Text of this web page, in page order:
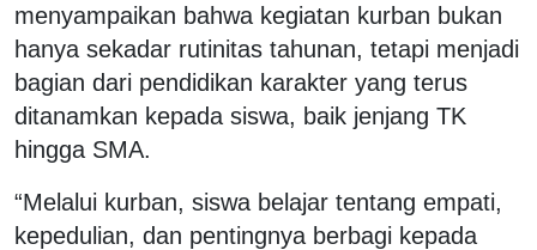
menyampaikan bahwa kegiatan kurban bukan
hanya sekadar rutinitas tahunan, tetapi menjadi
bagian dari pendidikan karakter yang terus
ditanamkan kepada siswa, baik jenjang TK
hingga SMA.
“Melalui kurban, siswa belajar tentang empati,
kepedulian, dan pentingnya berbagi kepada